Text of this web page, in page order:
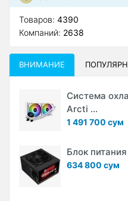
Товаров: 4390
Компаний: 2638
ВНИМАНИЕ
Система
Arcti ...
1 491 700 сум
Блок
634 800 сум